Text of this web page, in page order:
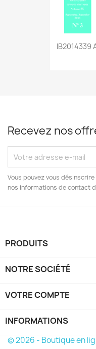
IB2014339
Recevez nos
Vous pouvez vous
nos informations de contact
PRODUITS
NOTRE SOCIÉTÉ
VOTRE COMPTE
INFORMATIONS
© 2026 - Boutique en